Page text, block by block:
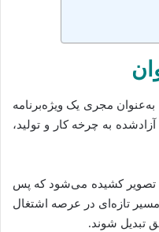
به‌عنوان مجری یک ویژه‌برنامه
به چرخه کار و تولید،
تصویر کشیده می‌شود که پس
مسیر تازه‌ای در عرصه اشتغال
تبدیل شوند.